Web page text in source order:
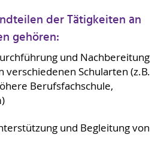
der Tätigkeiten an
gehören:
und Nachbereitung
verschiedenen Schularten (z.B.
Berufsfachschule,
und Begleitung von